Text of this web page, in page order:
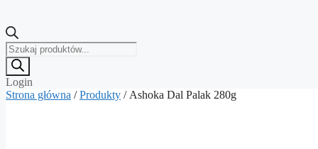
Wyszukiwarka
produktów
Login
Strona główna /Produkty / Ashoka Dal Palak 280g